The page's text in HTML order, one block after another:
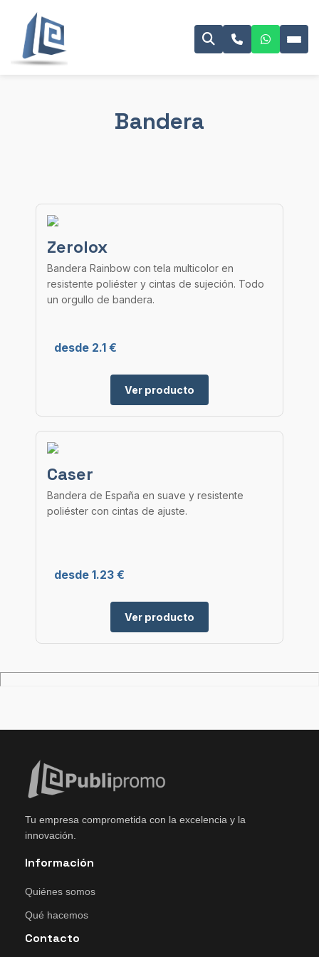
Bandera
Zerolox
Bandera Rainbow con tela multicolor en
resistente poliéster y cintas de sujeción. Todo
un orgullo de bandera.
desde 2.1 €
Ver producto
Caser
Bandera de España en suave y resistente
poliéster con cintas de ajuste.
desde 1.23 €
Ver producto
Tu empresa comprometida con la excelencia y la
innovación.
Información
Quiénes somos
Qué hacemos
Contacto